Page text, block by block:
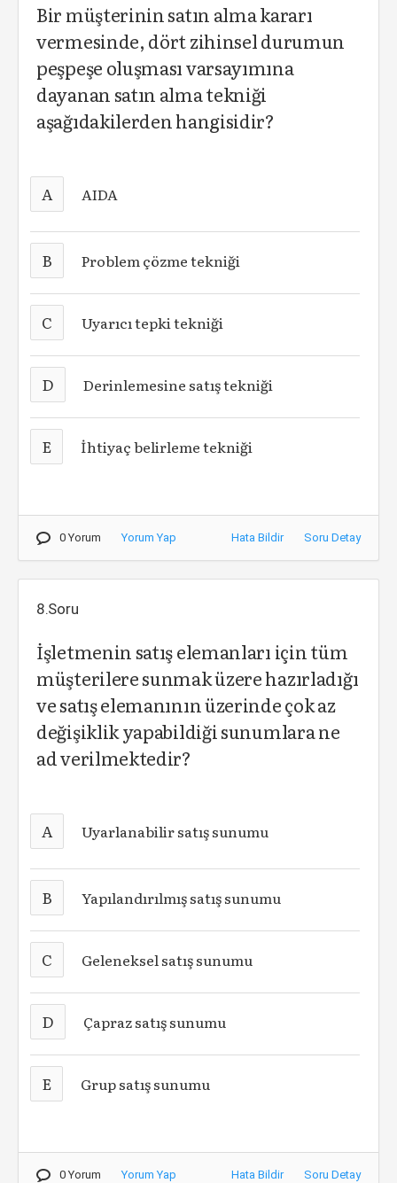
Bir müşterinin satın alma kararı
vermesinde, dört zihinsel durumun
peşpeşe oluşması varsayımına
dayanan satın alma tekniği
aşağıdakilerden hangisidir?
A AIDA
B Problem çözme tekniği
C Uyarıcı tepki tekniği
D Derinlemesine satış tekniği
E İhtiyaç belirleme tekniği
0 Yorum Yorum Yap Hata Bildir Soru Detay
8.Soru
İşletmenin satış elemanları için tüm
müşterilere sunmak üzere hazırladığı
ve satış elemanının üzerinde çok az
değişiklik yapabildiği sunumlara ne
ad verilmektedir?
A Uyarlanabilir satış sunumu
B Yapılandırılmış satış sunumu
C Geleneksel satış sunumu
D Çapraz satış sunumu
E Grup satış sunumu
0 Yorum Yorum Yap Hata Bildir Soru Detay